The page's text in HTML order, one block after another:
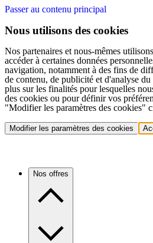
Passer au contenu principal
Nous utilisons des cookies
Nos partenaires et nous-mêmes
accéder à certaines données
navigation, notamment à des fins de
de contenu, de publicité et d'analyse
plus sur les finalités pour lesquelles
des cookies ou pour définir vos
"Modifier les paramètres des cookies"
Modifier les paramètres des cookies
Nos offres